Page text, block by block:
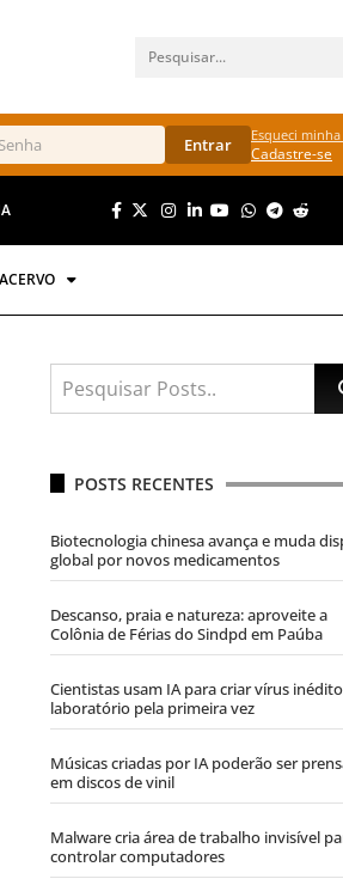
Entrar Esqueci
Cadastre-se
ACERVO
POSTS RECENTES
Biotecnologia chinesa avança e muda
global por novos medicamentos
Descanso, praia e natureza: aproveite a
Colônia de Férias do Sindpd em Paúba
Cientistas usam IA para criar vírus
laboratório pela primeira vez
Músicas criadas por IA poderão ser
em discos de vinil
Malware cria área de trabalho invisível
controlar computadores